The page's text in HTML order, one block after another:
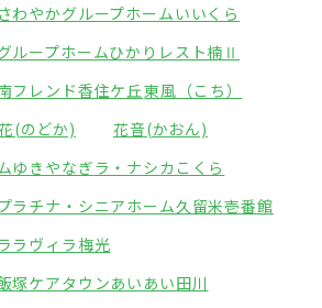
さわやかグループホームいいくら
ループホームひかり レスト楠Ⅱ
フレンド香住ケ丘東風（こち）
(のどか)
花音(かおん)
ゆきやなぎラ・ナシカこくら
ラチナ・シニアホーム久留米壱番館
ラ ヴィラ梅光
塚ケアタウンあいあい田川